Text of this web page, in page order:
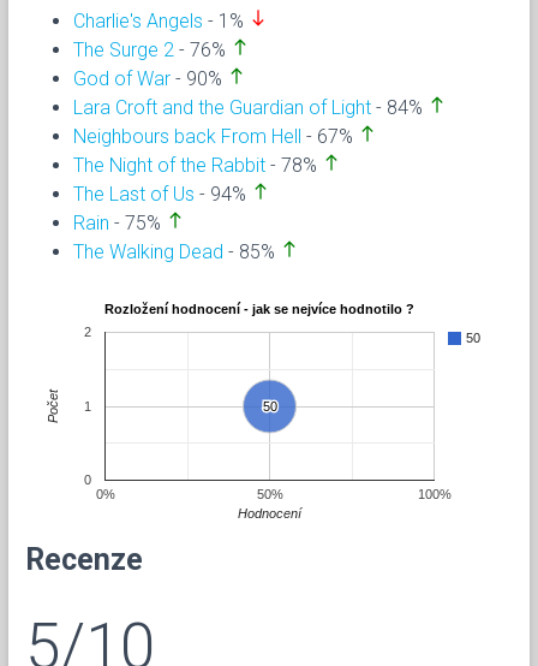
Charlie's Angels - 1% south
The Surge 2 - 76% north
God of War - 90% north
Lara Croft and the Guardian of Light - 84% north
Neighbours back From Hell - 67% north
The Night of the Rabbit - 78% north
The Last of Us - 94% north
Rain - 75% north
The Walking Dead - 85% north
Rozložení hodnocení - jak se nejvíce hodnotilo ?
50
50
50
0% 50% 100%
0
1
2
Hodnocení
Počet
Recenze
5/10